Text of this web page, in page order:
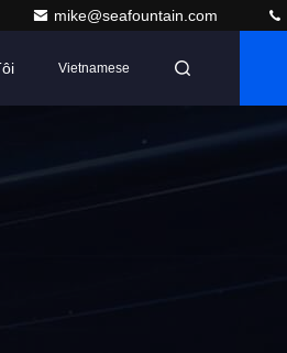
mike@seafountain.com
Vietnamese